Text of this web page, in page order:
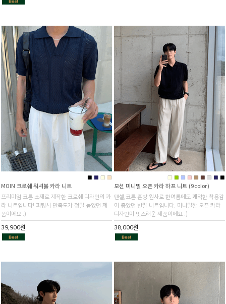
■ ■ ■ ■
MOIN 크로쉐 워셔블 카라 니트
프리미엄 코튼 소재로 제작한 크로쉐 디자인의 카
라 니트입니다! 피팅시 만족도가 정말 높았던 제
품이에요 :)
39,900원
■ ■ ■ ■ ■ ■ ■ ■ ■
모션 미니멀 오픈 카라 하프 니트 (9color)
텐셀,코튼 혼방 원사로 한여름에도 쾌적한 착용감
이 좋았던 반팔 니트입니다. 미니멀한 오픈 카라
디자인이 멋스러운 제품이에요 :)
38,000원